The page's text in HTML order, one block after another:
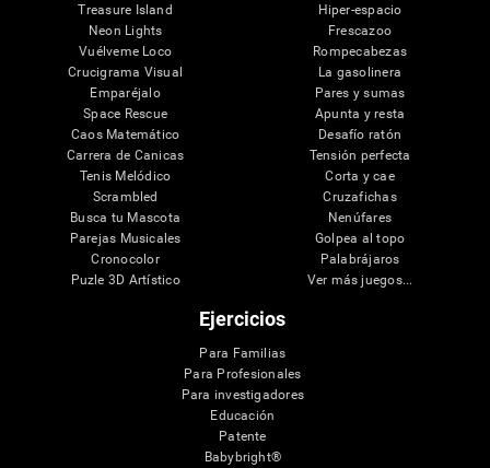
Treasure Island
Neon Lights
Vuélveme Loco
Crucigrama Visual
Emparéjalo
Space Rescue
Caos Matemático
Carrera de Canicas
Tenis Melódico
Scrambled
Busca tu Mascota
Parejas Musicales
Cronocolor
Puzle 3D Artístico
Hiper-espacio
Frescazoo
Rompecabezas
La gasolinera
Pares y sumas
Apunta y resta
Desafío ratón
Tensión perfecta
Corta y cae
Cruzafichas
Nenúfares
Golpea al topo
Palabrájaros
Ver más juegos...
Ejercicios
Para Familias
Para Profesionales
Para investigadores
Educación
Patente
Babybright®